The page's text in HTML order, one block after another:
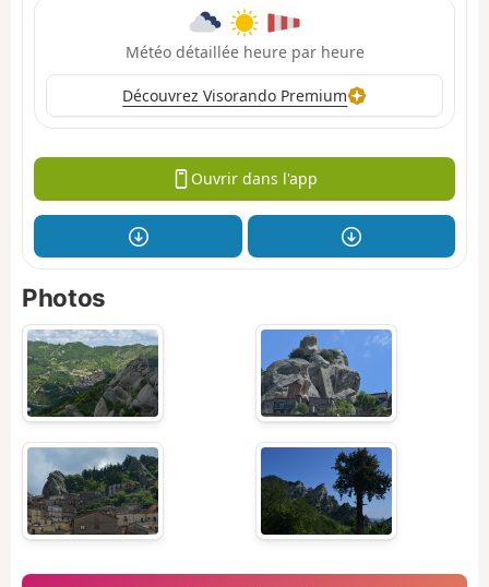
Météo détaillée heure par heure
Découvrez Visorando Premium
Ouvrir dans l'app
Photos